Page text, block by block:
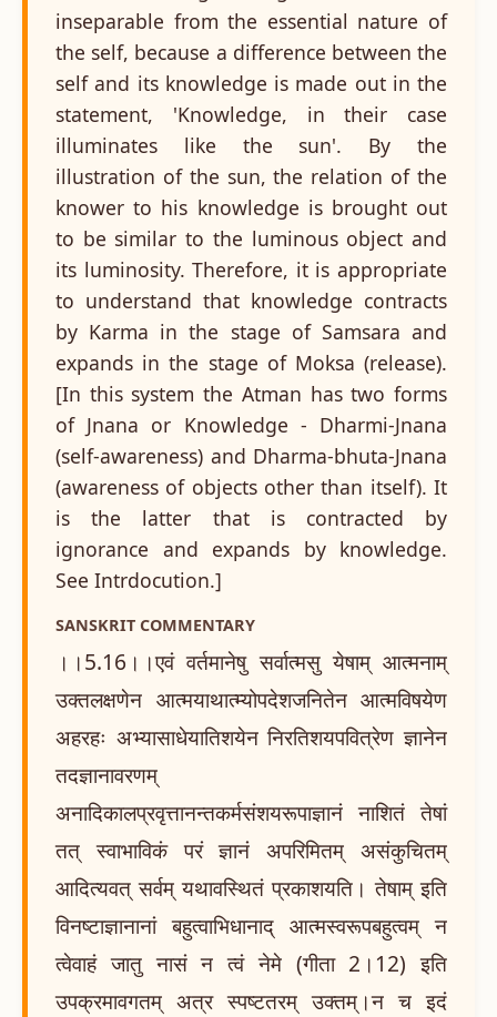
inseparable from the essential nature of
the self, because a difference between the
self and its knowledge is made out in the
statement, 'Knowledge, in their case
illuminates like the sun'. By the
illustration of the sun, the relation of the
knower to his knowledge is brought out
to be similar to the luminous object and
its luminosity. Therefore, it is appropriate
to understand that knowledge contracts
by Karma in the stage of Samsara and
expands in the stage of Moksa (release).
[In this system the Atman has two forms
of Jnana or Knowledge - Dharmi-Jnana
(self-awareness) and Dharma-bhuta-Jnana
(awareness of objects other than itself). It
is the latter that is contracted by
ignorance and expands by knowledge.
See Intrdocution.]
SANSKRIT COMMENTARY
।।5.16।।एवं वर्तमानेषु सर्वात्मसु येषाम् आत्मनाम्
उक्तलक्षणेन आत्मयाथात्म्योपदेशजनितेन आत्मविषयेण
अहरहः अभ्यासाधेयातिशयेन निरतिशयपवित्रेण ज्ञानेन
तदज्ञानावरणम्
अनादिकालप्रवृत्तानन्तकर्मसंशयरूपाज्ञानं नाशितं तेषां
तत् स्वाभाविकं परं ज्ञानं अपरिमितम् असंकुचितम्
आदित्यवत् सर्वम् यथावस्थितं प्रकाशयति। तेषाम् इति
विनष्टाज्ञानानां बहुत्वाभिधानाद् आत्मस्वरूपबहुत्वम् न
त्वेवाहं जातु नासं न त्वं नेमे (गीता 2।12) इति
उपक्रमावगतम् अत्र स्पष्टतरम् उक्तम्।न च इदं